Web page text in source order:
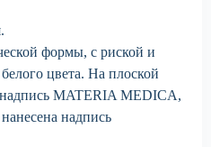
формы, с риской и
цвета. На плоской
надпись MATERIA MEDICA,
надпись